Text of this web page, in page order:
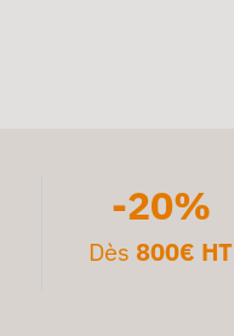
-20%
Dès800€ HT